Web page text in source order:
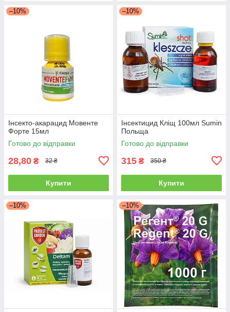
–10%
Інсекто-акарацид Мовенте
Форте 15мл
Готово до відправки
28,80 ₴ 32 ₴
Купити
–10%
Інсектицид Кліщ 100мл Sumin
Польща
Готово до відправки
315 ₴ 350 ₴
Купити
–10% –10%